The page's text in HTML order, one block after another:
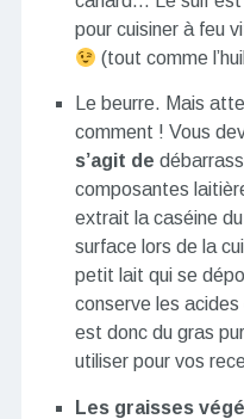
pour cuisiner à feu
(tout comme
Le beurre. Mais
comment ! Vous
s’agit de
composantes
extrait la caséine
surface lors de la
petit lait qui se
conserve les acides
est donc du gras
utiliser pour vos
Les graisses